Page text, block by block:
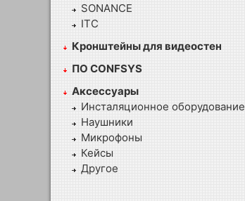
SONANCE
ITC
Кронштейны для видеостен
ПО CONFSYS
Аксессуары
Инсталяционное оборудование
Наушники
Микрофоны
Кейсы
Другое